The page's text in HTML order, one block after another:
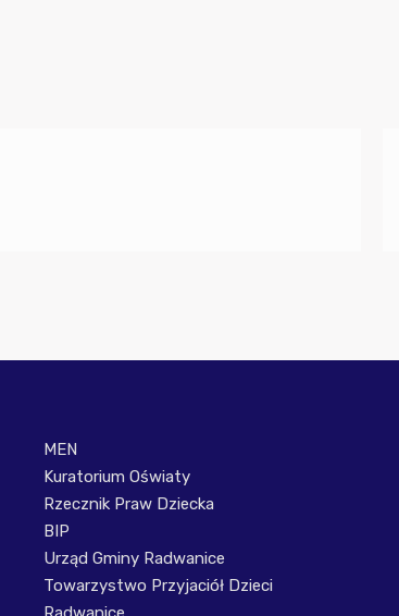
MEN
Kuratorium Oświaty
Rzecznik Praw Dziecka
BIP
Urząd Gminy Radwanice
Towarzystwo Przyjaciół Dzieci